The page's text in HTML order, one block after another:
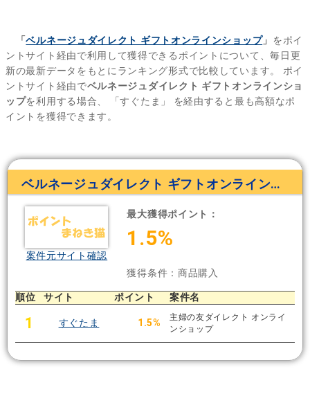
「ベルネージュダイレクト ギフトオンラインショップ」 をポイ
ントサイト経由で利用して獲得できるポイントについて、毎日更
新の最新データをもとにランキング形式で比較しています。 ポイ
ントサイト経由でベルネージュダイレクト ギフトオンラインショ
ップを利用する場合、 「すぐたま」
を経由すると最も高額なポ
イントを獲得できます。
ベルネージュダイレクト ギフトオンラインショップ
案件元サイト確認
最大獲得ポイント：
1.5%
獲得条件：商品購入
順位 サイト ポイント 案件名
1 すぐたま 1.5%
主婦の友ダイレクト オンライ
ンショップ